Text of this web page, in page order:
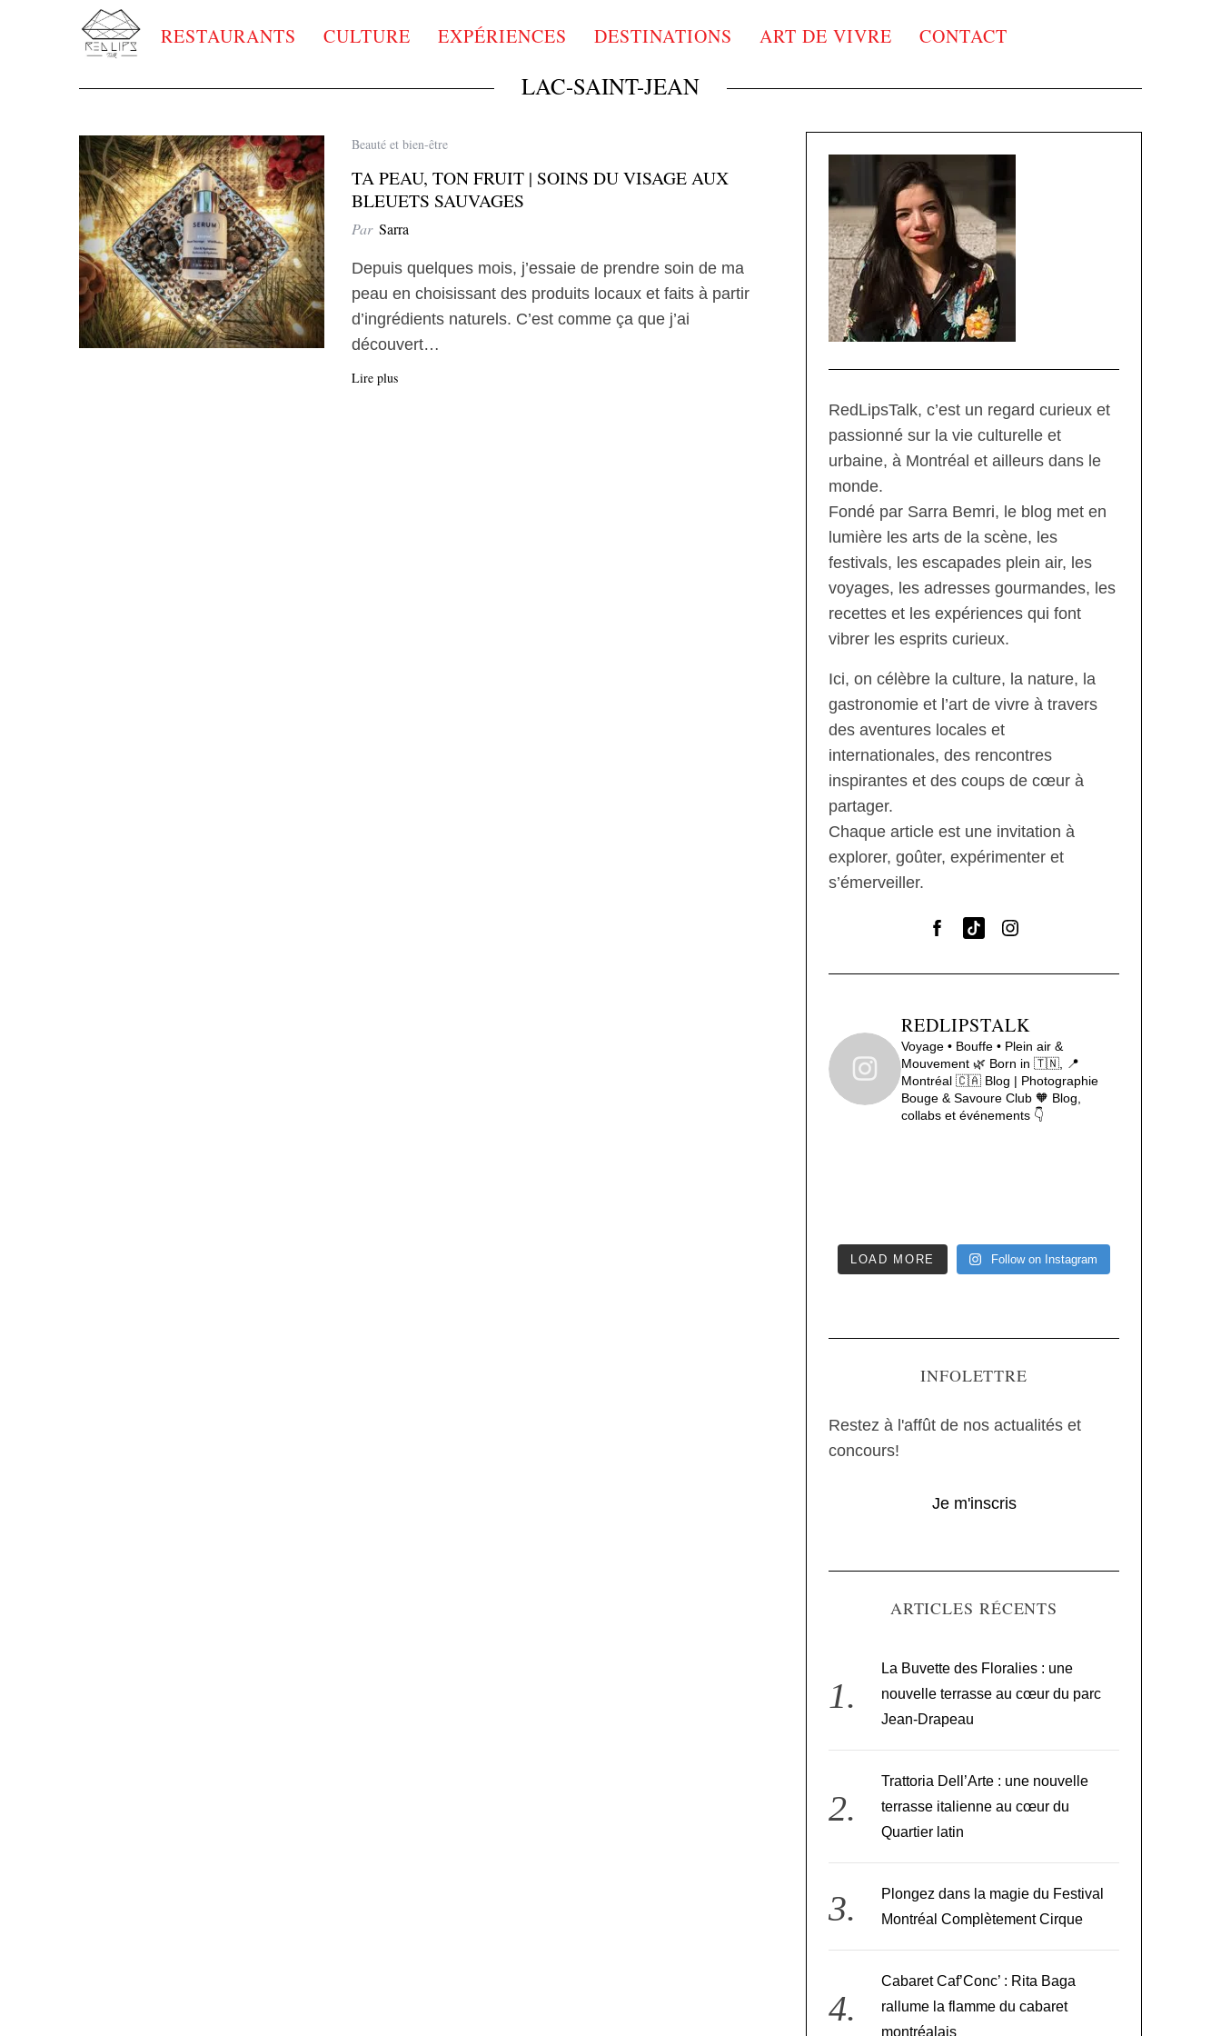
RESTAURANTS CULTURE EXPÉRIENCES DESTINATIONS ART DE VIVRE CONTACT
LAC-SAINT-JEAN
Beauté et bien-être
TA PEAU, TON FRUIT | SOINS DU VISAGE AUX
BLEUETS SAUVAGES
Par Sarra
Depuis quelques mois, j’essaie de prendre soin de ma
peau en choisissant des produits locaux et faits à partir
d’ingrédients naturels. C’est comme ça que j’ai
découvert…
Lire plus
RedLipsTalk, c’est un regard curieux et
passionné sur la vie culturelle et
urbaine, à Montréal et ailleurs dans le
monde.
Fondé par Sarra Bemri, le blog met en
lumière les arts de la scène, les
festivals, les escapades plein air, les
voyages, les adresses gourmandes, les
recettes et les expériences qui font
vibrer les esprits curieux.
Ici, on célèbre la culture, la nature, la
gastronomie et l’art de vivre à travers
des aventures locales et
internationales, des rencontres
inspirantes et des coups de cœur à
partager.
Chaque article est une invitation à
explorer, goûter, expérimenter et
s’émerveiller.
REDLIPSTALK
Voyage • Bouffe • Plein air &
Mouvement 🌿 Born in 🇹🇳, 📍
Montréal 🇨🇦 Blog | Photographie
Bouge & Savoure Club 🧡 Blog,
collabs et événements 👇
LOAD MORE Follow on Instagram
INFOLETTRE
Restez à l'affût de nos actualités et
concours!
Je m'inscris
ARTICLES RÉCENTS
La Buvette des Floralies : une
nouvelle terrasse au cœur du parc
Jean-Drapeau
Trattoria Dell’Arte : une nouvelle
terrasse italienne au cœur du
Quartier latin
Plongez dans la magie du Festival
Montréal Complètement Cirque
Cabaret Caf’Conc’ : Rita Baga
rallume la flamme du cabaret
montréalais